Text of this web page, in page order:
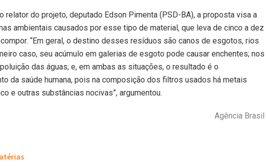
relator do projeto, deputado Edson Pimenta (PSD-BA), a proposta visa a
ambientais causados por esse tipo de material, que leva de cinco a dez
“Em geral, o destino desses resíduos são canos de esgotos, rios
caso, seu acúmulo em galerias de esgoto pode causar enchentes; nos
das águas; e, em ambas as situações, o resultado é o
da saúde humana, pois na composição dos filtros usados há metais
e outras substâncias nocivas”, argumentou.
Agência Brasil